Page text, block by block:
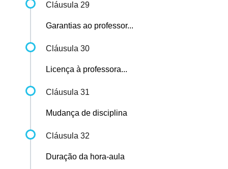
Cláusula 29
Garantias ao professor...
Cláusula 30
Licença à professora...
Cláusula 31
Mudança de disciplina
Cláusula 32
Duração da hora-aula